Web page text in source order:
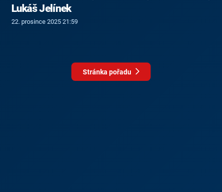
Lukáš Jelínek
22. prosince 2025 21:59
Stránka pořadu